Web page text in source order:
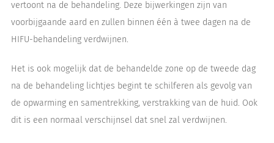
vertoont na de behandeling. Deze bijwerkingen zijn van
voorbijgaande aard en zullen binnen één à twee dagen na de
HIFU-behandeling verdwijnen.
Het is ook mogelijk dat de behandelde zone op de tweede dag
na de behandeling lichtjes begint te schilferen als gevolg van
de opwarming en samentrekking, verstrakking van de huid. Ook
dit is een normaal verschijnsel dat snel zal verdwijnen.